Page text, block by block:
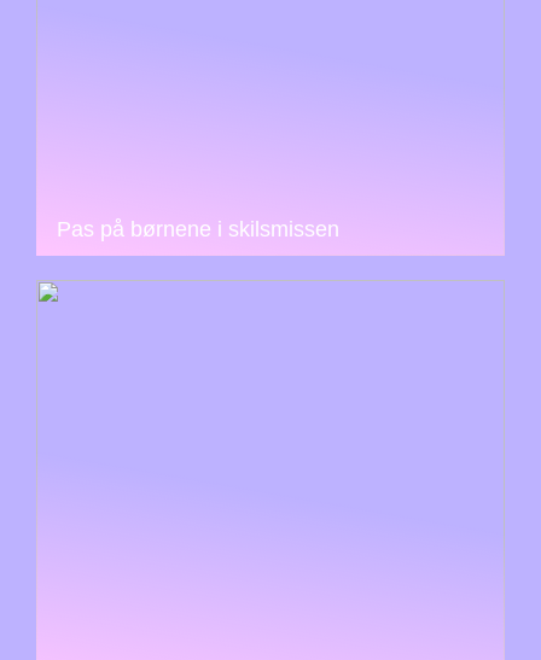
Pas på børnene i skilsmissen